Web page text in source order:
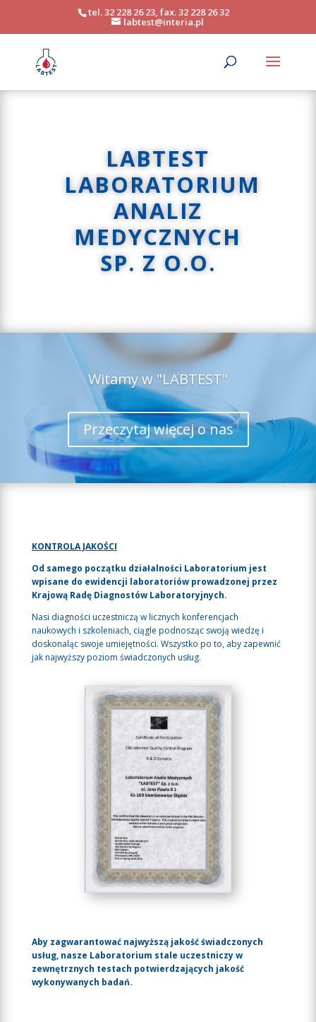
tel. 32 228 26 23, fax. 32 228 26 32
labtest@interia.pl
LABTEST
LABORATORIUM
ANALIZ
MEDYCZNYCH
SP. Z O.O.
Witamy w "LABTEST"
Przeczytaj więcej o nas
KONTROLA JAKOŚCI
Od samego początku działalności Laboratorium jest
wpisane do ewidencji laboratoriów prowadzonej przez
Krajową Radę Diagnostów Laboratoryjnych.
Nasi diagności uczestniczą w licznych konferencjach
naukowych i szkoleniach, ciągle podnosząc swoją wiedzę i
doskonaląc swoje umiejętności. Wszystko po to, aby zapewnić
jak najwyższy poziom świadczonych usług.
Aby zagwarantować najwyższą jakość świadczonych
usług, nasze Laboratorium stale uczestniczy w
zewnętrznych testach potwierdzających jakość
wykonywanych badań.